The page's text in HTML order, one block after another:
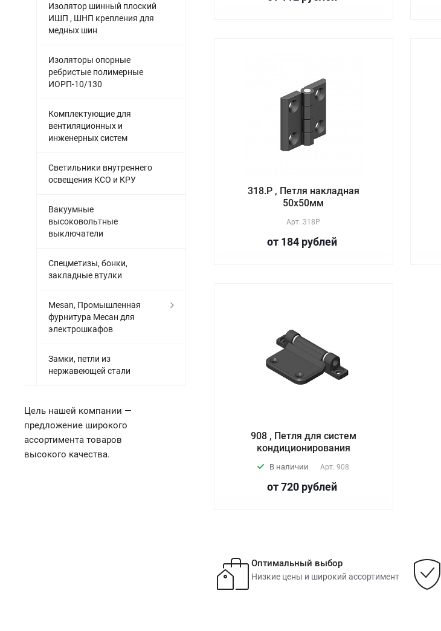
318.P , Петля накладная
50х50мм
Арт.318P
от 184 рублей
908 , Петля для систем
кондиционирования
В наличии Арт.908
от 720 рублей
Оптимальный выбор
Низкие цены и широкий ассортимент
Изолятор шинный плоский
ИШП , ШНП крепления для
медных шин
Изоляторы опорные
ребристые полимерные
ИОРП-10/130
Комплектующие для
вентиляционных и
инженерных систем
Светильники внутреннего
освещения КСО и КРУ
Вакуумные
высоковольтные
выключатели
Спецметизы, бонки,
закладные втулки
Mesan, Промышленная
фурнитура Месан для
электрошкафов
Замки, петли из
нержавеющей стали
Цель нашей компании —
предложение широкого
ассортимента товаров
высокого качества.